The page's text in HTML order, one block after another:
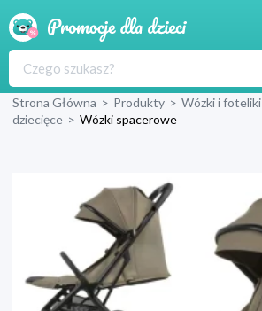
Produkty
Wyprawka
Strona Główna > Produkty > Wózki i foteliki
dziecięce > Wózki spacerowe